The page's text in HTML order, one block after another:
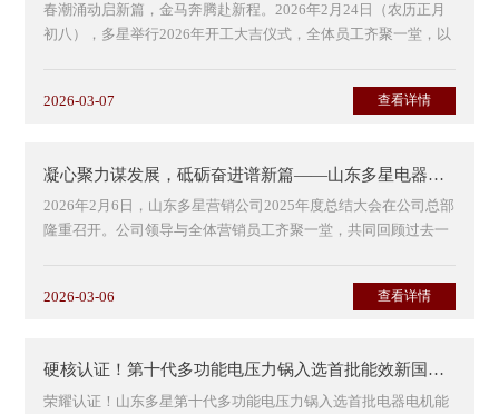
春潮涌动启新篇，金马奔腾赴新程。2026年2月24日（农历正月
初八），多星举行2026年开工大吉仪式，全体员工齐聚一堂，以
2026-03-07 查看详情
凝心聚力谋发展，砥砺奋进谱新篇——山东多星电器有限公司2025年度总结大会圆满举行
2026年2月6日，山东多星营销公司2025年度总结大会在公司总部
隆重召开。公司领导与全体营销员工齐聚一堂，共同回顾过去一
2026-03-06 查看详情
硬核认证！第十代多功能电压力锅入选首批能效新国标要求的产品推荐目录
荣耀认证！山东多星第十代多功能电压力锅入选首批电器电机能